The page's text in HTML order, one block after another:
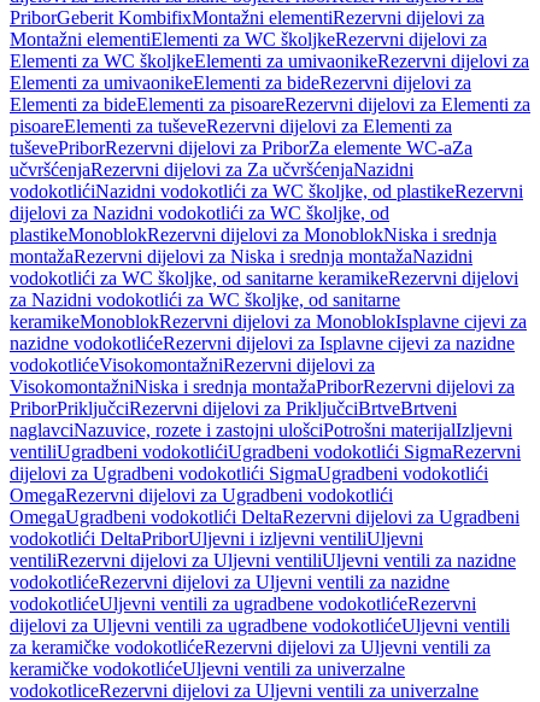
PriborGeberit KombifixMontažni elementiRezervni dijelovi za
Montažni elementiElementi za WC školjkeRezervni dijelovi za
Elementi za WC školjkeElementi za umivaonikeRezervni dijelovi za
Elementi za umivaonikeElementi za bideRezervni dijelovi za
Elementi za bideElementi za pisoareRezervni dijelovi za Elementi za
pisoareElementi za tuševeRezervni dijelovi za Elementi za
tuševePriborRezervni dijelovi za PriborZa elemente WC-aZa
učvršćenjaRezervni dijelovi za Za učvršćenjaNazidni
vodokotlićiNazidni vodokotlići za WC školjke, od plastikeRezervni
dijelovi za Nazidni vodokotlići za WC školjke, od
plastikeMonoblokRezervni dijelovi za MonoblokNiska i srednja
montažaRezervni dijelovi za Niska i srednja montažaNazidni
vodokotlići za WC školjke, od sanitarne keramikeRezervni dijelovi
za Nazidni vodokotlići za WC školjke, od sanitarne
keramikeMonoblokRezervni dijelovi za MonoblokIsplavne cijevi za
nazidne vodokotlićeRezervni dijelovi za Isplavne cijevi za nazidne
vodokotlićeVisokomontažniRezervni dijelovi za
VisokomontažniNiska i srednja montažaPriborRezervni dijelovi za
PriborPriključciRezervni dijelovi za PriključciBrtveBrtveni
naglavciNazuvice, rozete i zastojni ulošciPotrošni materijalIzljevni
ventiliUgradbeni vodokotlićiUgradbeni vodokotlići SigmaRezervni
dijelovi za Ugradbeni vodokotlići SigmaUgradbeni vodokotlići
OmegaRezervni dijelovi za Ugradbeni vodokotlići
OmegaUgradbeni vodokotlići DeltaRezervni dijelovi za Ugradbeni
vodokotlići DeltaPriborUljevni i izljevni ventiliUljevni
ventiliRezervni dijelovi za Uljevni ventiliUljevni ventili za nazidne
vodokotlićeRezervni dijelovi za Uljevni ventili za nazidne
vodokotlićeUljevni ventili za ugradbene vodokotlićeRezervni
dijelovi za Uljevni ventili za ugradbene vodokotlićeUljevni ventili
za keramičke vodokotlićeRezervni dijelovi za Uljevni ventili za
keramičke vodokotlićeUljevni ventili za univerzalne
vodokotliceRezervni dijelovi za Uljevni ventili za univerzalne